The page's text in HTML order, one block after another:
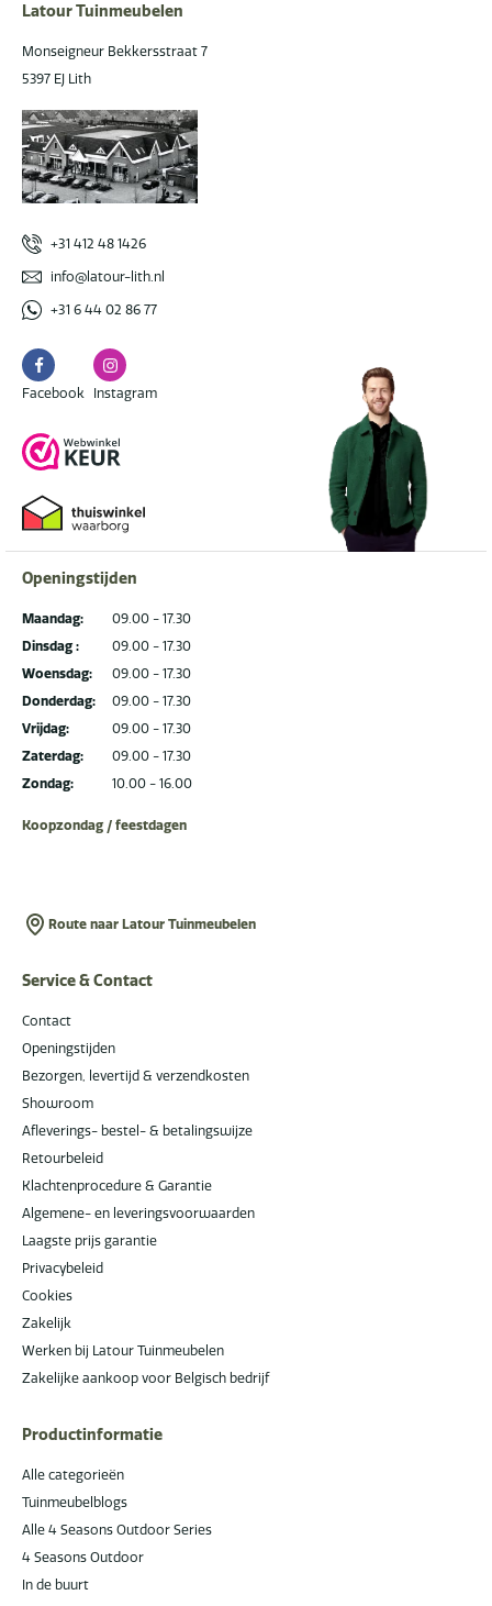
Latour Tuinmeubelen
Monseigneur Bekkersstraat 7
5397 EJ Lith
+31 412 48 1426
info@latour-lith.nl
+31 6 44 02 86 77
Facebook
Facebook
Instagram
Instagram
Openingstijden
Maandag:
Dinsdag :
Woensdag:
Donderdag:
Vrijdag:
Zaterdag:
Zondag:
09.00 - 17.30
09.00 - 17.30
09.00 - 17.30
09.00 - 17.30
09.00 - 17.30
09.00 - 17.30
10.00 - 16.00
Koopzondag / feestdagen
Route naar Latour Tuinmeubelen
Service & Contact
Contact
Openingstijden
Bezorgen, levertijd & verzendkosten
Showroom
Afleverings- bestel- & betalingswijze
Retourbeleid
Klachtenprocedure & Garantie
Algemene- en leveringsvoorwaarden
Laagste prijs garantie
Privacybeleid
Cookies
Zakelijk
Werken bij Latour Tuinmeubelen
Zakelijke aankoop voor Belgisch bedrijf
Productinformatie
Alle categorieën
Tuinmeubelblogs
Alle 4 Seasons Outdoor Series
4 Seasons Outdoor
In de buurt